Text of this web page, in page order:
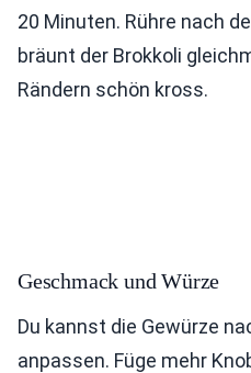
20 Minuten. Rühre nach
bräunt der Brokkoli
Rändern schön kross.
Geschmack und Würze
Du kannst die Gewürze
anpassen. Füge mehr